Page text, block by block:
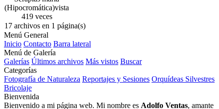
(Hipocromática)vista
419 veces
17 archivos en 1 página(s)
Menú General
Inicio Contacto Barra lateral
Menú de Galería
Galerías Últimos archivos Más vistos Buscar
Categorías
Fotografía de Naturaleza Reportajes y Sesiones Orquídeas Silvestres
Bricolaje
Bienvenida
Bienvenido a mi página web. Mi nombre es Adolfo Ventas, amante